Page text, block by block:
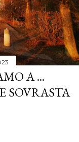
A ...
SOVRASTA